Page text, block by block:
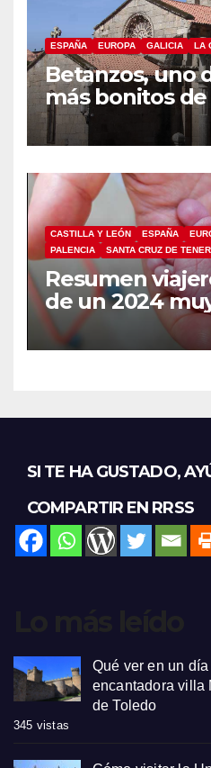
ESPAÑA EUROPA GALICIA LA
Betanzos, uno
más bonitos de
CASTILLA Y LEÓN ESPAÑA
PALENCIA
SANTA CRUZ DE
Resumen
de un 2024
SI TE HA GUSTADO,
COMPARTIR EN RRSS
Qué ver en un
encantadora villa
de Toledo
345 vistas